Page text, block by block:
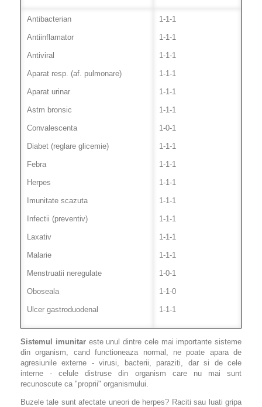
Antibacterian
Antiinflamator
Antiviral
Aparat resp. (af. pulmonare)
Aparat urinar
Astm bronsic
Convalescenta
Diabet (reglare glicemie)
Febra
Herpes
Imunitate scazuta
Infectii (preventiv)
Laxativ
Malarie
Menstruatii neregulate
Oboseala
Ulcer gastroduodenal
1-1-1
1-1-1
1-1-1
1-1-1
1-1-1
1-1-1
1-0-1
1-1-1
1-1-1
1-1-1
1-1-1
1-1-1
1-1-1
1-1-1
1-0-1
1-1-0
1-1-1
Sistemul imunitareste unul dintre cele mai importante sisteme
din organism, cand functioneaza normal, ne poate apara de
agresiunile externe - virusi, bacterii, paraziti, dar si de cele
interne - celule distruse din organism care nu mai sunt
recunoscute ca "proprii" organismului.
Buzele tale sunt afectate uneori de herpes? Raciti sau luati gripa